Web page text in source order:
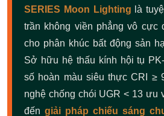
SERIES Moon Lighting là
trần không viền phẳng vô cực
cho phân khúc bất động sản
Sở hữu hệ thấu kính hội tụ
số hoàn màu siêu thực CRI ≥
nghệ chống chói UGR < 13 ưu
đến giải pháp chiếu sáng